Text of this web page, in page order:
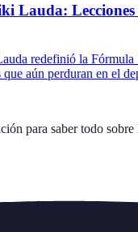
Lauda: Lecciones
redefinió la Fórmula
que aún perduran en el
para saber todo sobre